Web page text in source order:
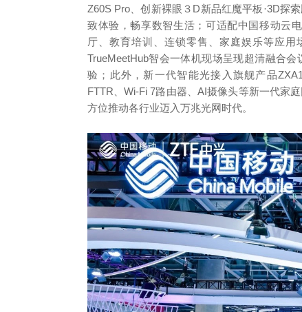
Z60S Pro、创新裸眼３D新品红魔平板·3D探
致体验，畅享数智生活；可适配中国移动云
厅、教育培训、连锁零售、家庭娱乐等应用
TrueMeetHub智会一体机现场呈现超清融合
验；此外，新一代智能光接入旗舰产品
FTTR、Wi-Fi 7路由器、AI摄像头等新一代家
方位推动各行业迈入万兆光网时代。